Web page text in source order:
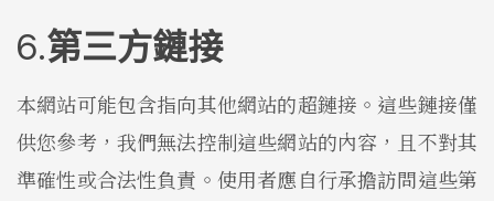
第三方鏈接
本網站可能包含指向其他網站的超鏈接。這些鏈接僅
供您參考，我們無法控制這些網站的內容，且不對其
準確性或合法性負責。使用者應自行承擔訪問這些第